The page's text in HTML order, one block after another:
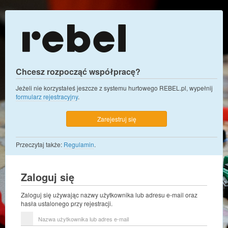
Chcesz rozpocząć współpracę?
Jeżeli nie korzystałeś jeszcze z systemu hurtowego REBEL.pl, wypełnij
formularz rejestracyjny.
Zarejestruj się
Przeczytaj także: Regulamin.
Zaloguj się
Zaloguj się używając nazwy użytkownika lub adresu e-mail oraz
hasła ustalonego przy rejestracji.
użytkownika